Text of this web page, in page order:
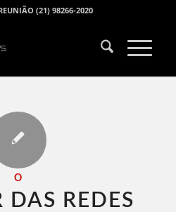
(21) 98266-2020
O
DAS REDES